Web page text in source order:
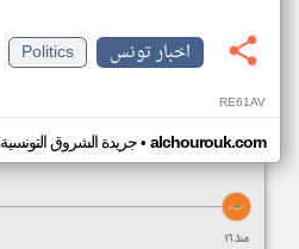
اخبار تونس
Politics
RE61AV
جريدة الشروق التونسية• alchourouk.com
منذ ١٦